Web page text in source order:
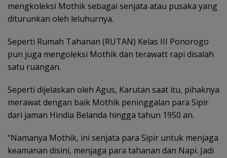
mengkoleksi Mothik sebagai senjata atau pusaka yang
diturunkan oleh leluhurnya.
Seperti Rumah Tahanan (RUTAN) Kelas III Ponorogo
pun juga mengoleksi Mothik dan terawatt rapi disalah
satu ruangan.
Seperti dijelaskan oleh Agus, Karutan saat itu, pihaknya
merawat dengan baik Mothik peninggalan para Sipir
dari jaman Hindia Belanda hingga tahun 1950 an.
“Namanya Mothik, ini senjata para Sipir untuk menjaga
keamanan disini, menjaga para tahanan dan Napi. Jadi